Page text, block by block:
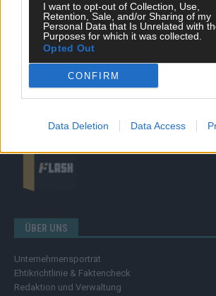
I want to opt-out of Collection, Use,
Retention, Sale, and/or Sharing of my
Personal Data that Is Unrelated with
Purposes for which it was collected.
Opted Out
CONFIRM
Data Deletion Data Access
Ratgeber
Wissen
Kommentar
Streams & Storys
ÜBER UNS
Unternehmensporträt
Ehtikrichtlinie & Faktencheck
Redaktion und Verwaltung